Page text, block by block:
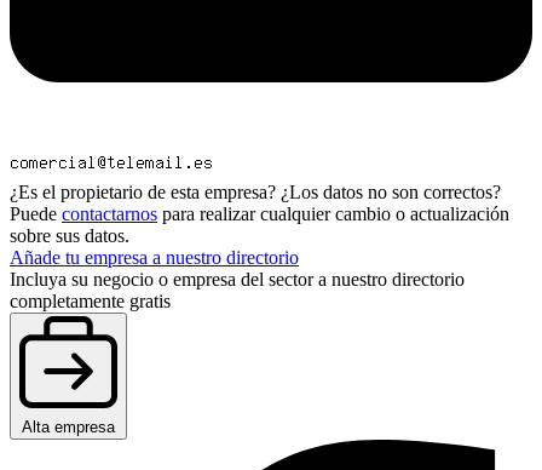
¿Es el propietario de esta empresa? ¿Los datos no son correctos?
Puede contactarnos para realizar cualquier cambio o actualización
sobre sus datos.
Añade tu empresa a nuestro directorio
Incluya su negocio o empresa del sector a nuestro directorio
completamente gratis
Alta empresa